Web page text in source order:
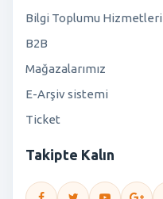
Bilgi Toplumu Hizmetleri
B2B
Mağazalarımız
E-Arşiv sistemi
Ticket
Takipte Kalın